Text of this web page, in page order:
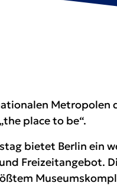
Metropolen
place to be“.
bietet Berlin ein
Freizeitangebot.